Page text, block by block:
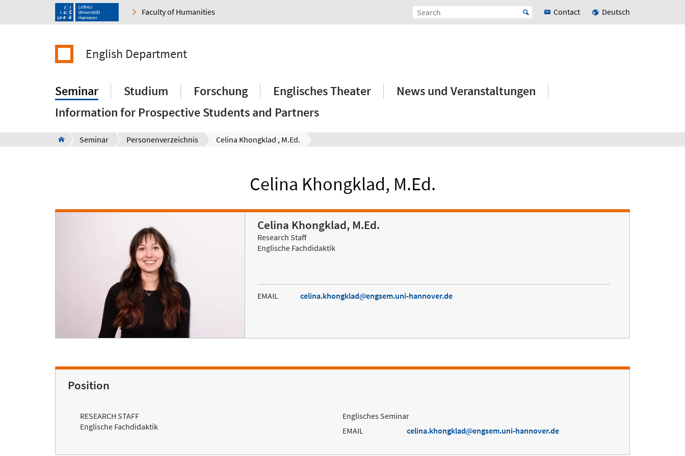
Faculty of Humanities Contact Deutsch
English Department
Seminar Studium Forschung Englisches Theater
News und Veranstaltungen
Information for Prospective Students and Partners
Seminar Personenverzeichnis Celina Khongklad , M.Ed.
Celina Khongklad, M.Ed.
Celina Khongklad, M.Ed.
Research Staff
Englische Fachdidaktik
EMAIL celina.khongklad engsem.uni-hannover.de
Position
RESEARCH STAFF
Englische Fachdidaktik
Englisches Seminar
EMAIL
celina.khongklad engsem.uni-hannover.de